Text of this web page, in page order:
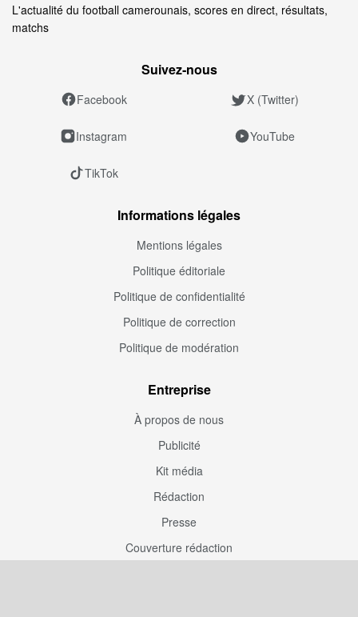
L'actualité du football camerounais, scores en direct, résultats,
matchs
Suivez‑nous
Facebook X (Twitter)
Instagram YouTube
TikTok
Informations légales
Mentions légales
Politique éditoriale
Politique de confidentialité
Politique de correction
Politique de modération
Entreprise
À propos de nous
Publicité
Kit média
Rédaction
Presse
Couverture rédaction